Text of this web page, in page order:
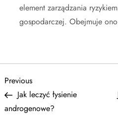
element zarządzania
gospodarczej. Obejmuje
N
a
Previous
Post
Previous
Jak leczyć łysienie
androgenowe?